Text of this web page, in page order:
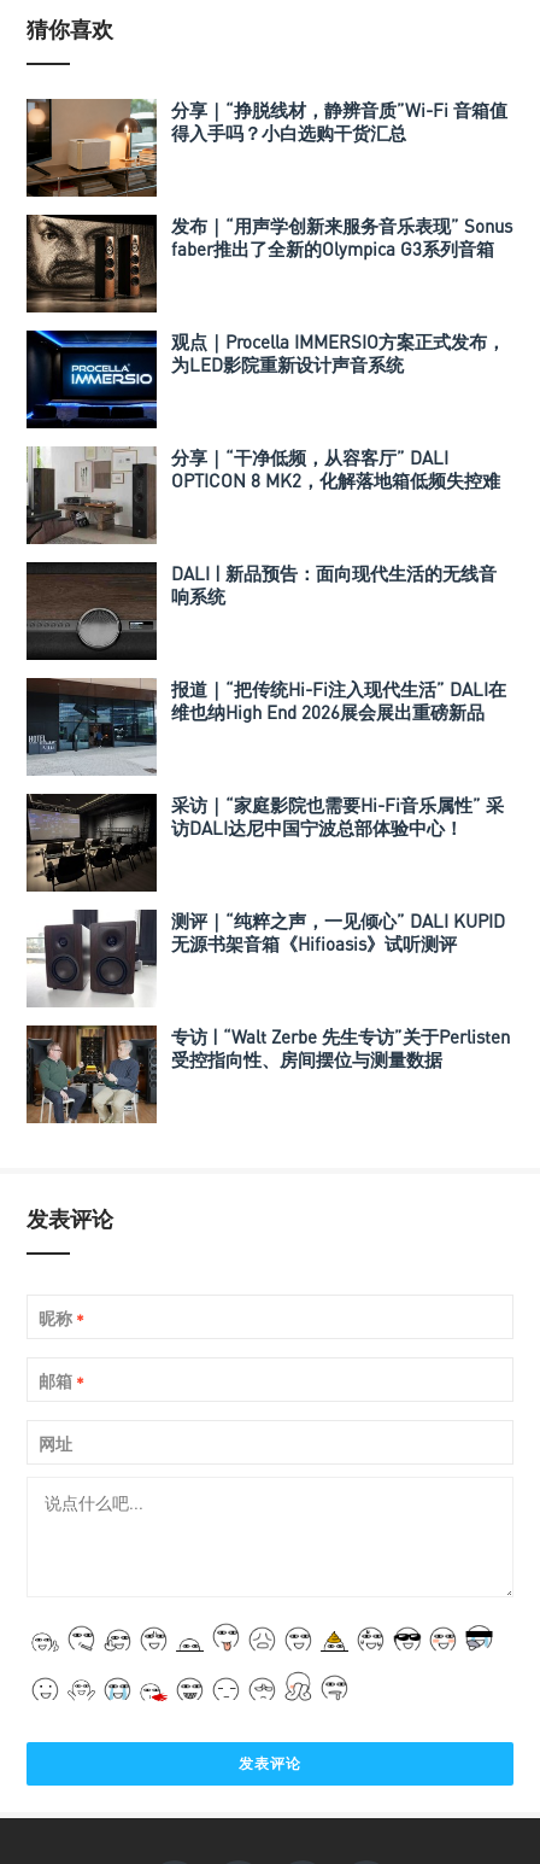
猜你喜欢
分享｜“挣脱线材，静辨音质”Wi-Fi 音箱值
得入手吗？小白选购干货汇总
发布｜“用声学创新来服务音乐表现” Sonus
faber推出了全新的Olympica G3系列音箱
观点｜Procella IMMERSIO方案正式发布，
为LED影院重新设计声音系统
分享｜“干净低频，从容客厅” DALI
OPTICON 8 MK2，化解落地箱低频失控难
DALI | 新品预告：面向现代生活的无线音
响系统
报道｜“把传统Hi-Fi注入现代生活” DALI在
维也纳High End 2026展会展出重磅新品
采访｜“家庭影院也需要Hi-Fi音乐属性” 采
访DALI达尼中国宁波总部体验中心！
测评｜“纯粹之声，一见倾心” DALI KUPID
无源书架音箱《Hifioasis》试听测评
专访 | “Walt Zerbe 先生专访”关于Perlisten
受控指向性、房间摆位与测量数据
发表评论
昵称 *
邮箱 *
网址